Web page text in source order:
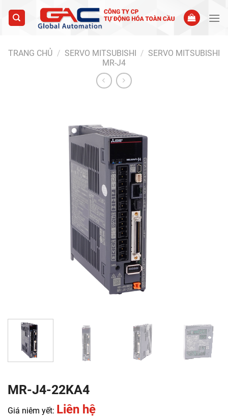
TRANG CHỦ / SERVO MITSUBISHI / SERVO MITSUBISHI
MR-J4
MR-J4-22KA4
Giá niêm yết: Liên hệ